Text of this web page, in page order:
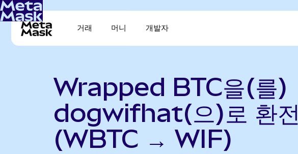
거래 머니 개발자
Wrapped BTC을(를)
dogwifhat(으)로 환전
(WBTC → WIF)